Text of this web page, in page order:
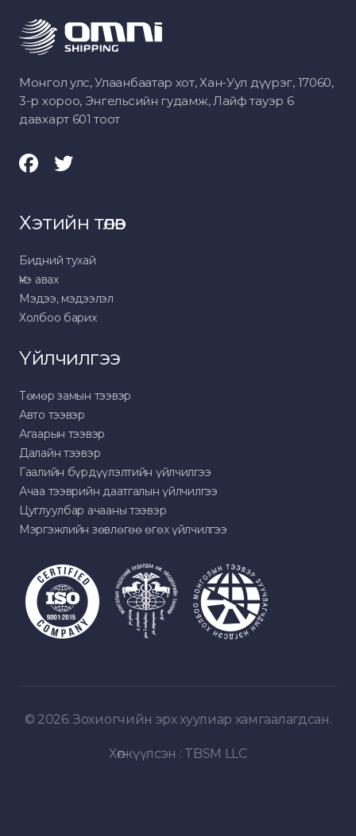
Монгол улс, Улаанбаатар хот, Хан-Уул дүүрэг, 17060,
3-р хороо, Энгельсийн гудамж, Лайф тауэр 6
давхарт 601 тоот
Хэтийн төлөв
Бидний тухай
Үнэ авах
Мэдээ, мэдээлэл
Холбоо барих
Үйлчилгээ
Төмөр замын тээвэр
Авто тээвэр
Агаарын тээвэр
Далайн тээвэр
Гаалийн бүрдүүлэлтийн үйлчилгээ
Ачаа тээврийн даатгалын үйлчилгээ
Цуглуулбар ачааны тээвэр
Мэргэжлийн зөвлөгөө өгөх үйлчилгээ
© 2026. Зохиогчийн эрх хуулиар хамгаалагдсан.
Хөгжүүлсэн : TBSM LLC